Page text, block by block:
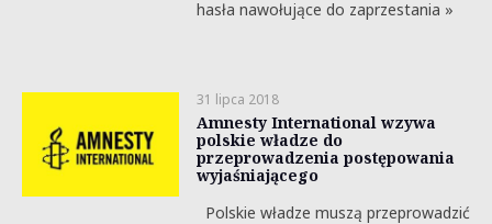
hasła nawołujące do zaprzestania »
31 lipca 2018
Amnesty International wzywa
polskie władze do
przeprowadzenia postępowania
wyjaśniającego
Polskie władze muszą przeprowadzić